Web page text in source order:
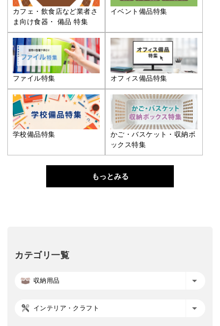
カフェ・飲食店など業者さ
ま向け食器・ 備品 特集
イベント備品特集
ファイル特集 オフィス備品特集
学校備品特集
かご・バスケット・収納ボ
ックス特集
もっとみる
カテゴリ一覧
収納用品
インテリア・クラフト